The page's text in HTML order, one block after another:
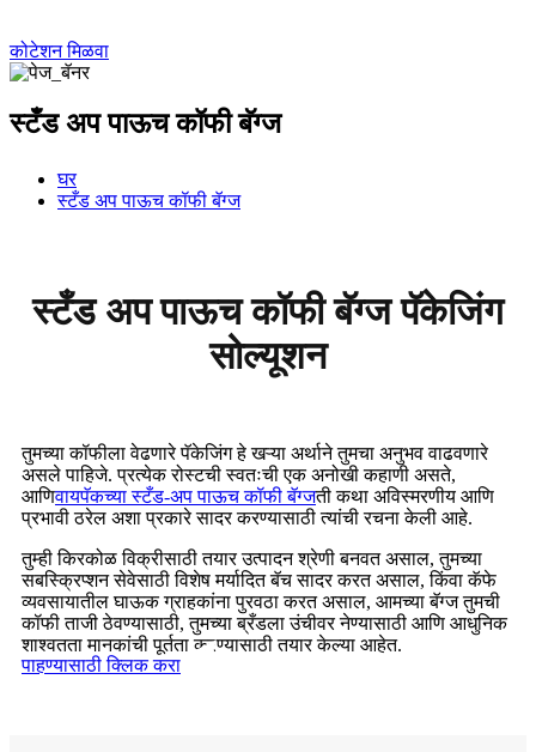
कोटेशन मिळवा
स्टँड अप पाऊच कॉफी बॅग्ज
घर
स्टँड अप पाऊच कॉफी बॅग्ज
स्टँड अप पाऊच कॉफी बॅग्ज पॅकेजिंग
सोल्यूशन
तुमच्या कॉफीला वेढणारे पॅकेजिंग हे खऱ्या अर्थाने तुमचा अनुभव वाढवणारे
असले पाहिजे. प्रत्येक रोस्टची स्वतःची एक अनोखी कहाणी असते,
आणिवायपॅकच्या स्टँड-अप पाऊच कॉफी बॅग्जती कथा अविस्मरणीय आणि
प्रभावी ठरेल अशा प्रकारे सादर करण्यासाठी त्यांची रचना केली आहे.
तुम्ही किरकोळ विक्रीसाठी तयार उत्पादन श्रेणी बनवत असाल, तुमच्या
सबस्क्रिप्शन सेवेसाठी विशेष मर्यादित बॅच सादर करत असाल, किंवा कॅफे
व्यवसायातील घाऊक ग्राहकांना पुरवठा करत असाल, आमच्या बॅग्ज तुमची
कॉफी ताजी ठेवण्यासाठी, तुमच्या ब्रँडला उंचीवर नेण्यासाठी आणि आधुनिक
शाश्वतता मानकांची पूर्तता करण्यासाठी तयार केल्या आहेत.
पाहण्यासाठी क्लिक करा